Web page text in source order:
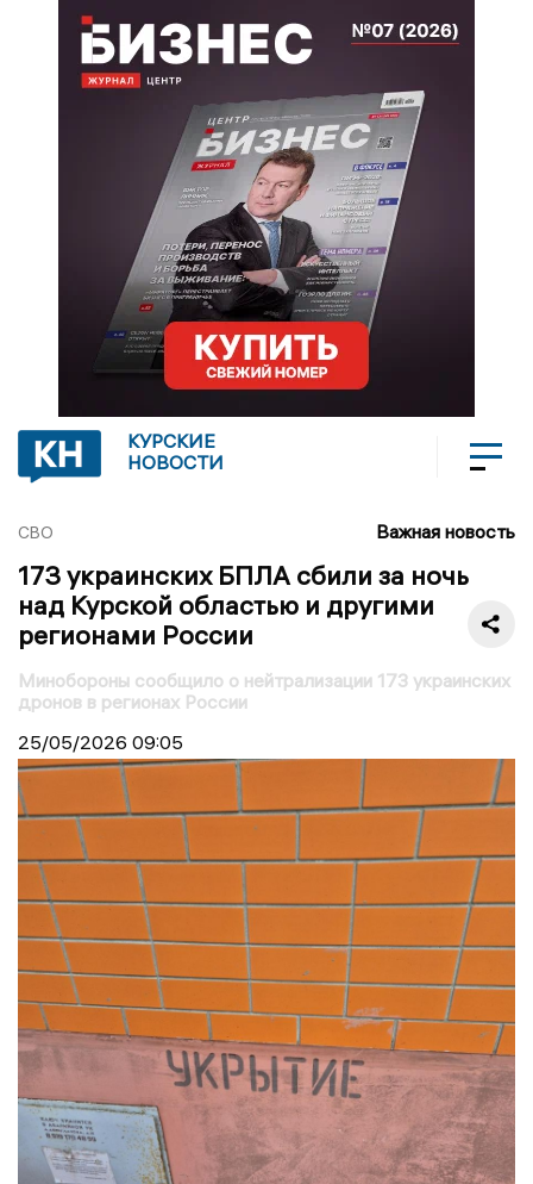
КУРСКИЕ
НОВОСТИ
СВО Важная новость
173 украинских БПЛА сбили за ночь
над Курской областью и другими
регионами России
Минобороны сообщило о нейтрализации 173 украинских
дронов в регионах России
25/05/2026 09:05